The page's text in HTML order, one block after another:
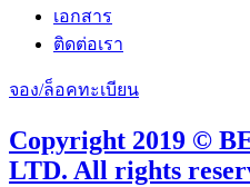
เอกสาร
ติดต่อเรา
จอง/ล็อคทะเบียน
Copyright 2019 ©
LTD. All rights